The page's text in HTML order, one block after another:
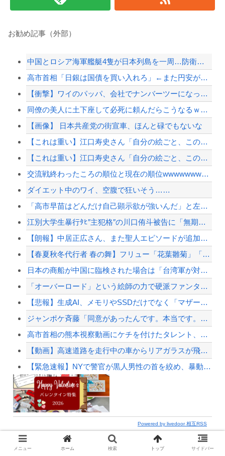
お勧め記事（外部）
中国とロシア海軍艦艇4隻が日本列島を一周…防衛省が全航路を公開！
高市首相「日銀は国債を買い入れろ」←また円安が進行するやん
【衝撃】ワイのパッパ、会社でナンバーツーになった結果ｗｗｗｗｗｗｗｗｗｗ
同僚の美人に土下座して必死に頼んだらこうなるｗｗｗ
【画像】 日本共産党の街宣車、ほんと碌でもないな
【これは重い】江口寿史さん「自分の絵ごと、このジャンルはそろそろ終わりかな」
【これは重い】江口寿史さん「自分の絵ごと、このジャンルはそろそろ終わりかな」
交流戦終わったころの順位と現在の順位wwwwwwwwwwwwwwwwwwww
ダイエット中のワイ、空腹で狂いそう……
「高市早苗はどんだけ自己顕示欲が強いんだ」と左派が『高木美帆氏に送られた包丁セット』...
江別大学生暴行ﾀﾋ″主犯格″の川口侑斗被告に「無期懲役」の判決→当時17歳少年に「懲...
【朗報】中居正広さん、また聖人エピソードが追加されるｗｗｗｗｗ
【春夏秋冬代行者 春の舞】フリュー「花葉雛菊」「姫鷹さくら」プライズフィギュア【彩色...
日本の商船が中国に臨検された場合は「台湾軍が対応」と台湾軍トップ！
「オーバーロード」という絵師の力で硬派ファンタジーと誤解させ人気出たなろう作品ｗｗｗ...
【悲報】生成AI、メモリやSSDだけでなく「マザーボード」まで値上げさせてしまいそう
ジャンポケ斉藤「同意があったんです。本当です。信じて下さい」 ←何でこの主張が通らな...
高市首相の熊本視察動画にケチを付けたタレント、「正体バレバレよな」と黒電話の呼び方で...
【動画】高速道路を走行中の車からリアガラスが飛んでくる事故(ﾟoﾟ)
【緊急速報】NYで警官が黒人男性の首を絞め、暴動第二波不可避へ
Powered by livedoor 相互RSS
メニュー ホーム 検索 トップ サイドバー